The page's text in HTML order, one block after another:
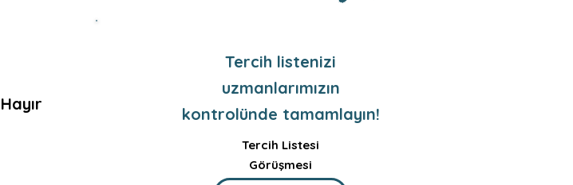
Hayır
Tercih listenizi
uzmanlarımızın
kontrolünde tamamlayın!
Tercih Listesi
Görüşmesi